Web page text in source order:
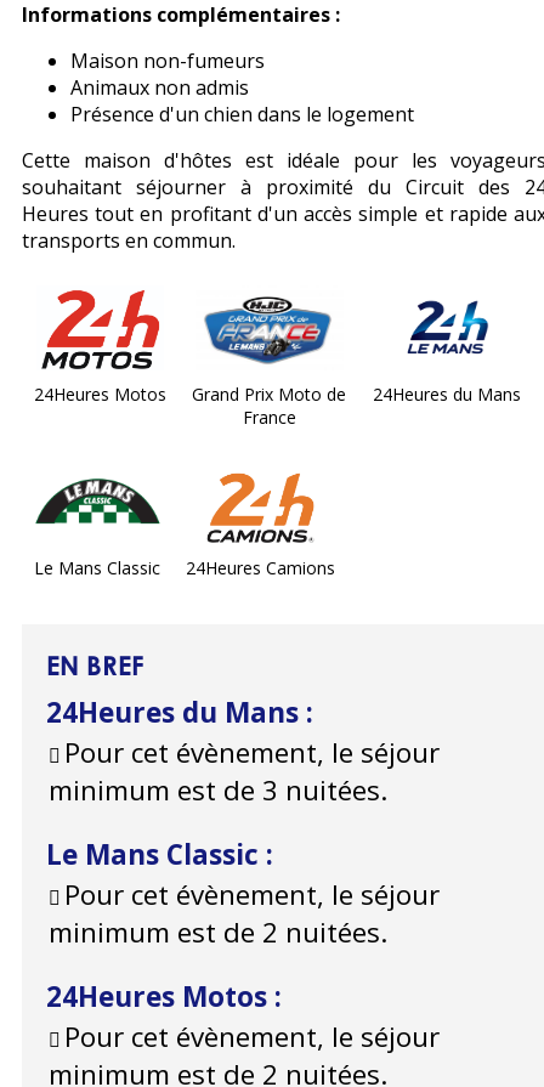
Informations complémentaires :
Maison non-fumeurs
Animaux non admis
Présence d'un chien dans le logement
Cette maison d'hôtes est idéale pour les
souhaitant séjourner à proximité du Circuit des
Heures tout en profitant d'un accès simple et rapide
transports en commun.
24Heures Motos
Grand Prix Moto de
France
24Heures du Mans
Le Mans Classic 24Heures Camions
EN BREF
24Heures du Mans :
Pour cet évènement, le séjour
minimum est de 3 nuitées.
Le Mans Classic :
Pour cet évènement, le séjour
minimum est de 2 nuitées.
24Heures Motos :
Pour cet évènement, le séjour
minimum est de 2 nuitées.